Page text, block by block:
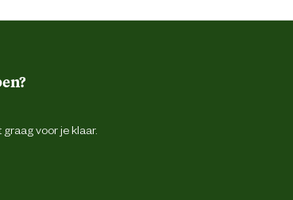
voor je klaar.